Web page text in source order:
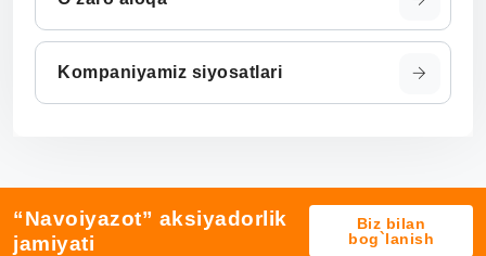
Kompaniyamiz siyosatlari
“Navoiyazot” aksiyadorlik
jamiyati
Biz bilan
bog`lanish